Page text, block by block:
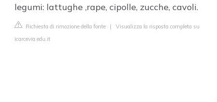
legumi: lattughe ,rape, cipolle, zucche, cavoli.
Richiesta di rimozione della fonte | Visualizza la risposta completa su
icarcevia.edu.it